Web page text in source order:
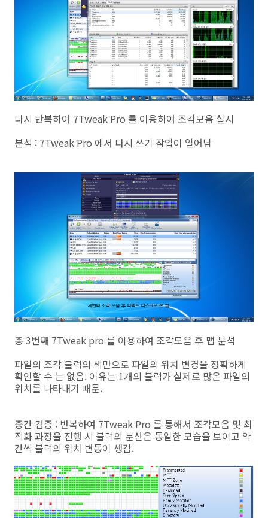
다시 반복하여 7Tweak Pro 를 이용하여 조각모음 실시
분석 : 7Tweak Pro 에서 다시 쓰기 작업이 일어남
총 3번째 7Tweak pro 를 이용하여 조각모음 후 맵 분석
파일의 조각 블럭의 색만으로 파일의 위치 변경을 정확하게
확인할 수 는 없음. 이유는 1개의 블럭가 실제로 많은 파일의
위치를 나타내기 때문.
중간 검증 : 반복하여 7Tweak Pro 를 통해서 조각모음 및 최
적화 과정을 진행 시 블럭의 분산은 동일한 모습을 보이고 약
간씩 블럭의 위치 변동이 생김.